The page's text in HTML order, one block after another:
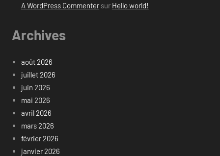
A WordPress Commentersur Hello world!
Archives
août 2026
juillet 2026
juin 2026
mai 2026
avril 2026
mars 2026
février 2026
janvier 2026